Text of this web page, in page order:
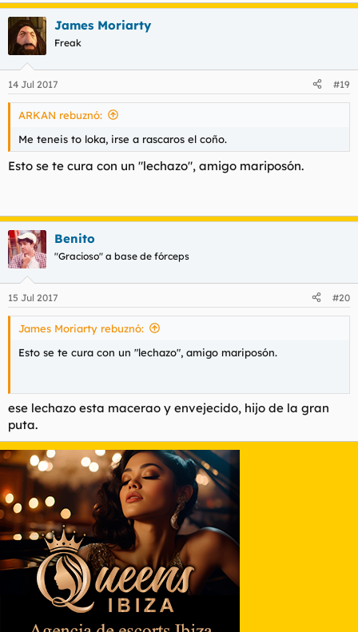
James Moriarty
Freak
14 Jul 2017 #19
ARKAN rebuznó:
Me teneis to loka, irse a rascaros el coño.
Esto se te cura con un "lechazo", amigo mariposón.
Benito
"Gracioso" a base de fórceps
15 Jul 2017 #20
James Moriarty rebuznó:
Esto se te cura con un "lechazo", amigo mariposón.
ese lechazo esta macerao y envejecido, hijo de la gran
puta.